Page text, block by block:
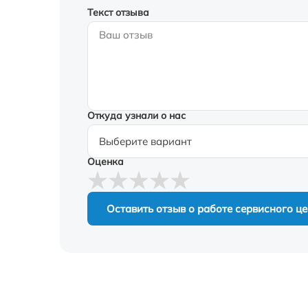
Текст отзыва
Откуда узнали о нас
Оценка
Оставить отзыв о работе сервисного